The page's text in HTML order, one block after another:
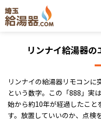
リンナイ給湯器
リンナイの給湯器リモコンに
という数字。この「888」実
始から約10年が経過したこと
す。放置していいのか、点検